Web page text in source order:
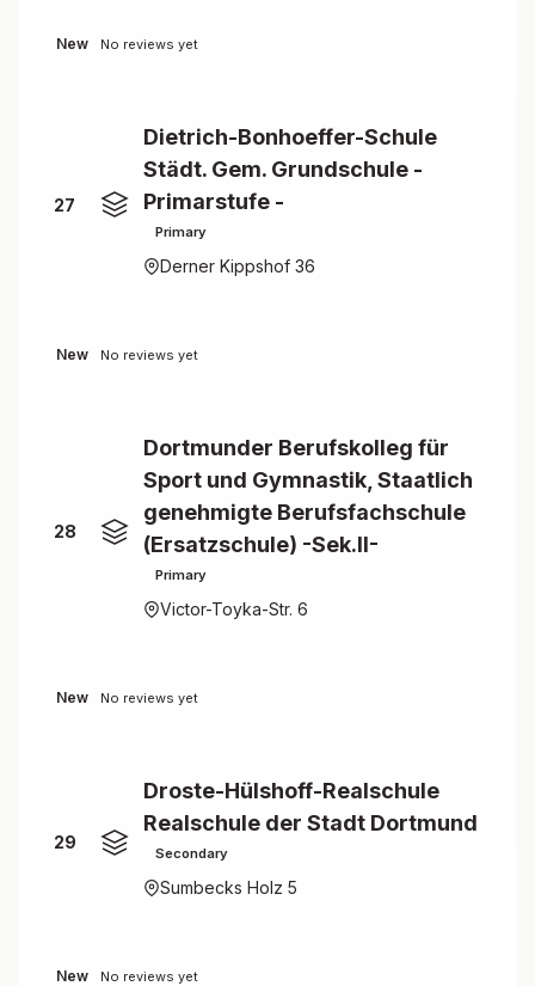
New No reviews yet
27
Dietrich-Bonhoeffer-Schule
Städt. Gem. Grundschule -
Primarstufe -
Primary
Derner Kippshof 36
New No reviews yet
28
Dortmunder Berufskolleg für
Sport und Gymnastik, Staatlich
genehmigte Berufsfachschule
(Ersatzschule) -Sek.II-
Primary
Victor-Toyka-Str. 6
New No reviews yet
29
Droste-Hülshoff-Realschule
Realschule der Stadt Dortmund
Secondary
Sumbecks Holz 5
New No reviews yet